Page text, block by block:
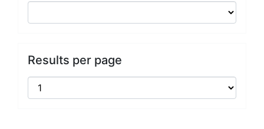
Results per page